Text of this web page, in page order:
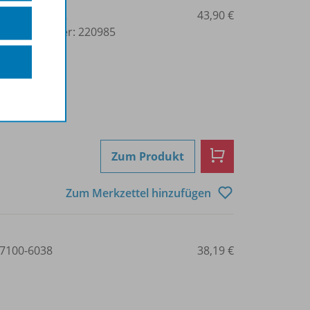
7100-6104-2
220985
43,90 €
Zum Produkt
Zum Merkzettel hinzufügen
6038 38,19 €